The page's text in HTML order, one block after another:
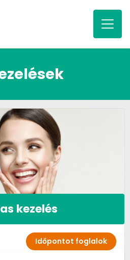
kezelés
Időpontot foglalok